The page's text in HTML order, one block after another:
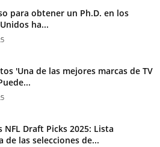
para obtener un Ph.D. en los
ha...
'Una de las mejores marcas de TV
NFL Draft Picks 2025: Lista
de las selecciones de...